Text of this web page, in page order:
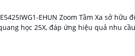
EHUN Zoom Tầm Xa sở hữu
học 25X, đáp ứng hiệu quả nhu